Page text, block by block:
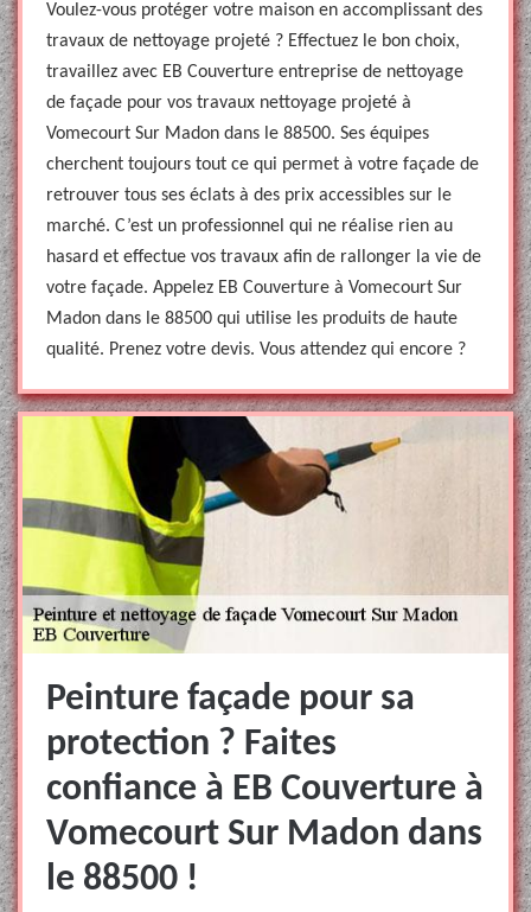
Voulez-vous protéger votre maison en accomplissant des
travaux de nettoyage projeté ? Effectuez le bon choix,
travaillez avec EB Couverture entreprise de nettoyage
de façade pour vos travaux nettoyage projeté à
Vomecourt Sur Madon dans le 88500. Ses équipes
cherchent toujours tout ce qui permet à votre façade de
retrouver tous ses éclats à des prix accessibles sur le
marché. C’est un professionnel qui ne réalise rien au
hasard et effectue vos travaux afin de rallonger la vie de
votre façade. Appelez EB Couverture à Vomecourt Sur
Madon dans le 88500 qui utilise les produits de haute
qualité. Prenez votre devis. Vous attendez qui encore ?
Peinture façade pour sa
protection ? Faites
confiance à EB Couverture à
Vomecourt Sur Madon dans
le 88500 !